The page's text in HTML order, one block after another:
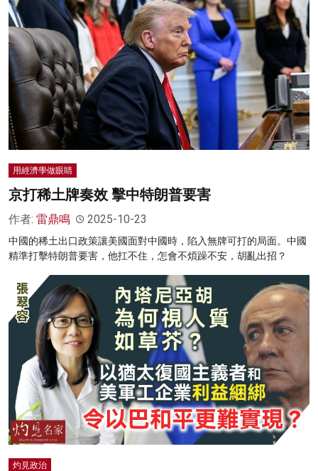
用經濟學做眼睛
京打稀土牌奏效 擊中特朗普要害
作者: 雷鼎鳴 2025-10-23
中國的稀土出口政策讓美國面對中國時，陷入無牌可打的局面。中國
精準打擊特朗普要害，他扛不住，怎會不煩躁不安，胡亂出招？
灼見政治